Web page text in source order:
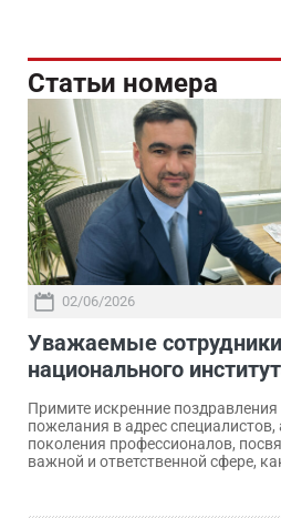
Статьи номера
02/06/2026
Уважаемые
национального
Примите искренние
пожелания в адрес специалистов,
поколения профессионалов,
важной и ответственной сфере,